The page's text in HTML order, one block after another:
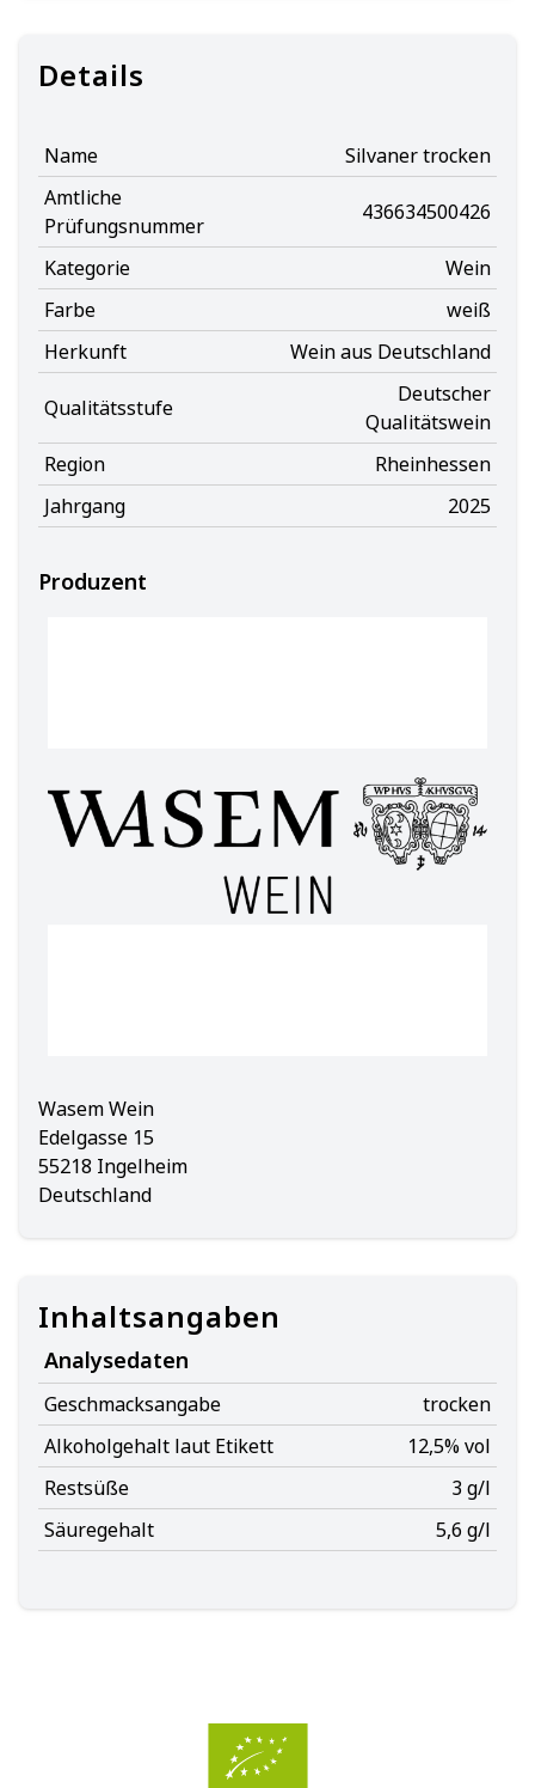
Details
Name
Silvaner trocken
Amtliche
Prüfungsnummer
436634500426
Kategorie
Wein
Farbe
weiß
Herkunft
Wein aus Deutschland
Qualitätsstufe
Deutscher
Qualitätswein
Region
Rheinhessen
Jahrgang
2025
Produzent
Wasem Wein
Edelgasse 15
55218 Ingelheim
Deutschland
Inhaltsangaben
Analysedaten
Geschmacksangabe
trocken
Alkoholgehalt laut Etikett
12,5% vol
Restsüße
3 g/l
Säuregehalt
5,6 g/l